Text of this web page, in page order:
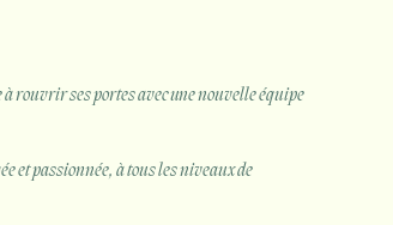
à rouvrir ses portes avec une nouvelle équipe
et passionnée, à tous les niveaux de